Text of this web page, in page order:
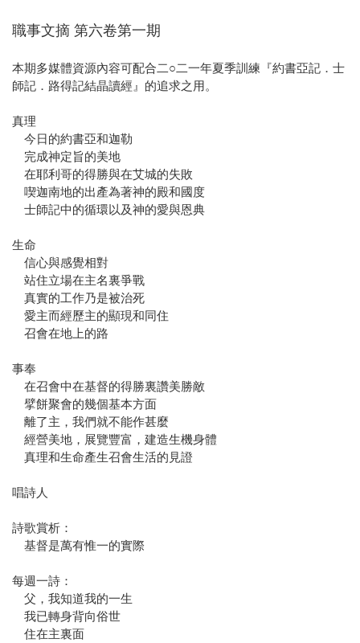
職事文摘 第六卷第一期
本期多媒體資源內容可配合二○二一年夏季訓練『約書亞記．士
師記．路得記結晶讀經』的追求之用。
真理
今日的約書亞和迦勒
完成神定旨的美地
在耶利哥的得勝與在艾城的失敗
喫迦南地的出產為著神的殿和國度
士師記中的循環以及神的愛與恩典
生命
信心與感覺相對
站住立場在主名裏爭戰
真實的工作乃是被治死
愛主而經歷主的顯現和同住
召會在地上的路
事奉
在召會中在基督的得勝裏讚美勝敵
擘餅聚會的幾個基本方面
離了主，我們就不能作甚麼
經營美地，展覽豐富，建造生機身體
真理和生命產生召會生活的見證
唱詩人
詩歌賞析：
基督是萬有惟一的實際
每週一詩：
父，我知道我的一生
我已轉身背向俗世
住在主裏面